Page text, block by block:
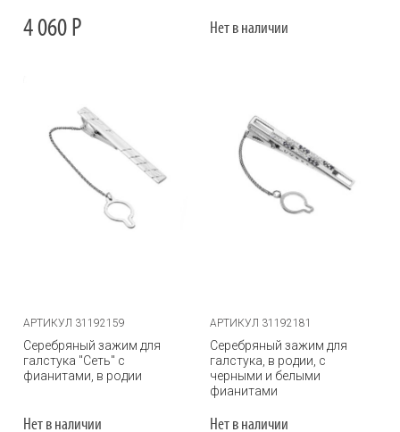
4 060 Р Нет в наличии
АРТИКУЛ 31192159
Серебряный зажим для
галстука "Сеть" с
фианитами, в родии
Нет в наличии
АРТИКУЛ 31192181
Серебряный зажим для
галстука, в родии, с
черными и белыми
фианитами
Нет в наличии